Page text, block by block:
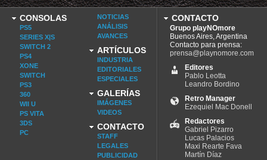
CONSOLAS
PS5
SERIES X|S
SWITCH 2
PS4
XONE
SWITCH
PS3
360
WII U
PS VITA
3DS
PC
NOTICIAS
ANÁLISIS
AVANCES
ARTÍCULOS
INDUSTRIA
EDITORIALES
ESPECIALES
GALERÍAS
IMÁGENES
VIDEOS
CONTACTO
STAFF
LEGALES
PUBLICIDAD
CONTACTO
Grupo playNOmore
Buenos Aires, Argentina
Contacto para prensa:
prensa@playnomore.com
Editores
Pablo Leotta
Leandro Bordino
Retro Manager
Ezequiel Mac Donell
Redactores
Gabriel Pizarro
Lucas Palacios
Maxi Rearte Fava
Martín Díaz